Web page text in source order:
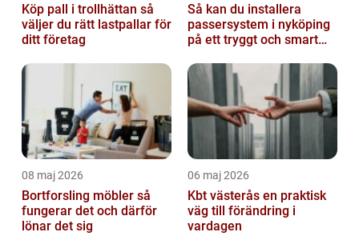
Köp pall i trollhättan så
väljer du rätt lastpallar för
ditt företag
Så kan du installera
passersystem i nyköping
på ett tryggt och smart
08 maj 2026
Bortforsling möbler så
fungerar det och därför
lönar det sig
06 maj 2026
Kbt västerås en praktisk
väg till förändring i
vardagen